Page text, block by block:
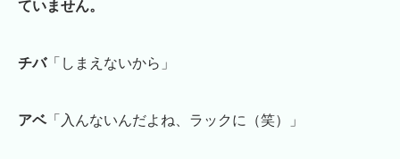
ていません。
チバ「しまえないから」
アベ「入んないんだよね、ラックに（笑）」